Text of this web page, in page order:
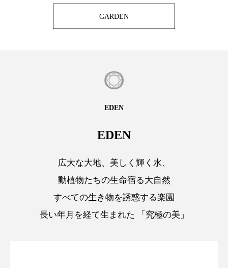
GARDEN
EDEN
EDEN
広大な大地、美しく輝く水、
動植物たちの生命宿る大自然
すべての生き物を誘惑する楽園
長い年月を経て生まれた 「究極の美」